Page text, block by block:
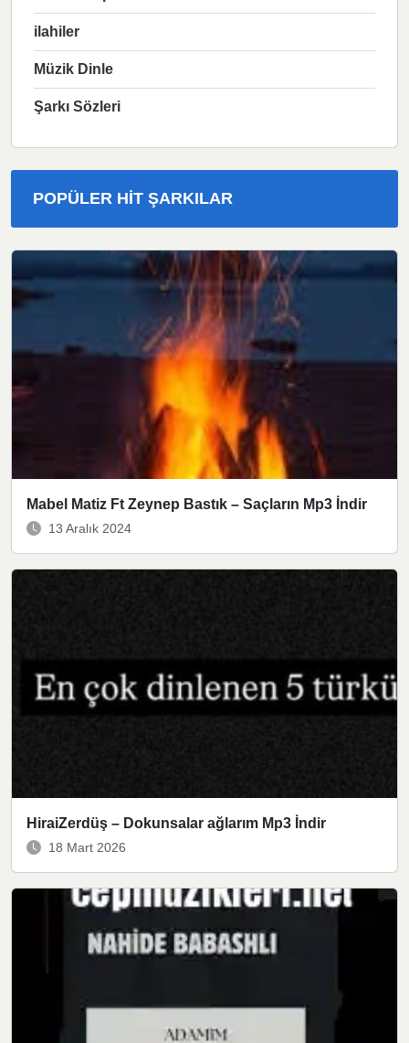
ilahiler
Müzik Dinle
Şarkı Sözleri
POPÜLER HIT ŞARKILAR
Mabel Matiz Ft Zeynep Bastık – Saçların Mp3 İndir
13 Aralık 2024
HiraiZerdüş – Dokunsalar ağlarım Mp3 İndir
18 Mart 2026